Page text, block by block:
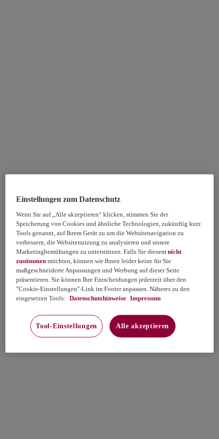
Einstellungen zum Datenschutz
Wenn Sie auf „Alle akzeptieren“ klicken, stimmen Sie der
Speicherung von Cookies und ähnliche Technologien, zukünftig kurz
Tools genannt, auf Ihrem Gerät zu um die Websitenavigation zu
verbessern, die Websitenutzung zu analysieren und unsere
Marketingbemühungen zu unterstützen. Falls Sie diesemnicht
zustimmen möchten, können wir Ihnen leider keine für Sie
maßgeschneiderte Anpassungen und Werbung auf dieser Seite
präsentieren. Sie können Ihre Entscheidungen jederzeit über den
"Cookie-Einstellungen"-Link im Footer anpassen. Näheres zu den
eingesetzen Tools: Datenschutzhinweise Impressum
Tool-Einstellungen Alle akzeptieren